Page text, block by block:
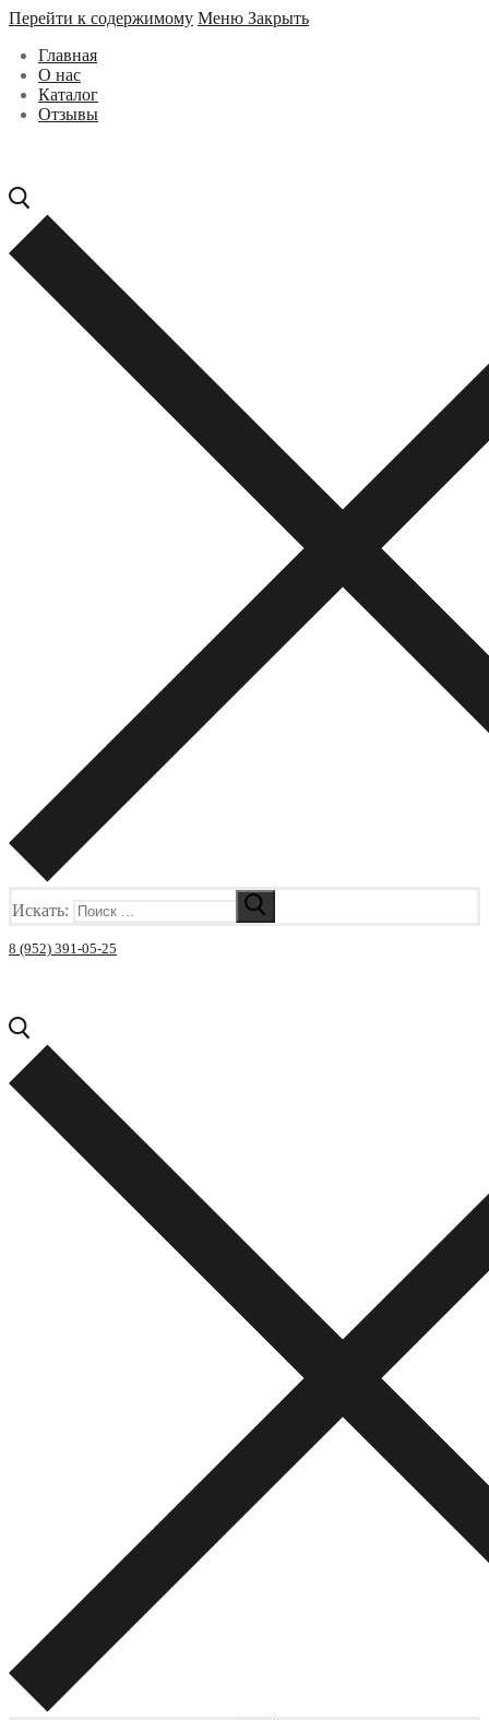
Перейти к содержимому Меню Закрыть
Главная
О нас
Каталог
Отзывы
Искать:
8 (952) 391-05-25